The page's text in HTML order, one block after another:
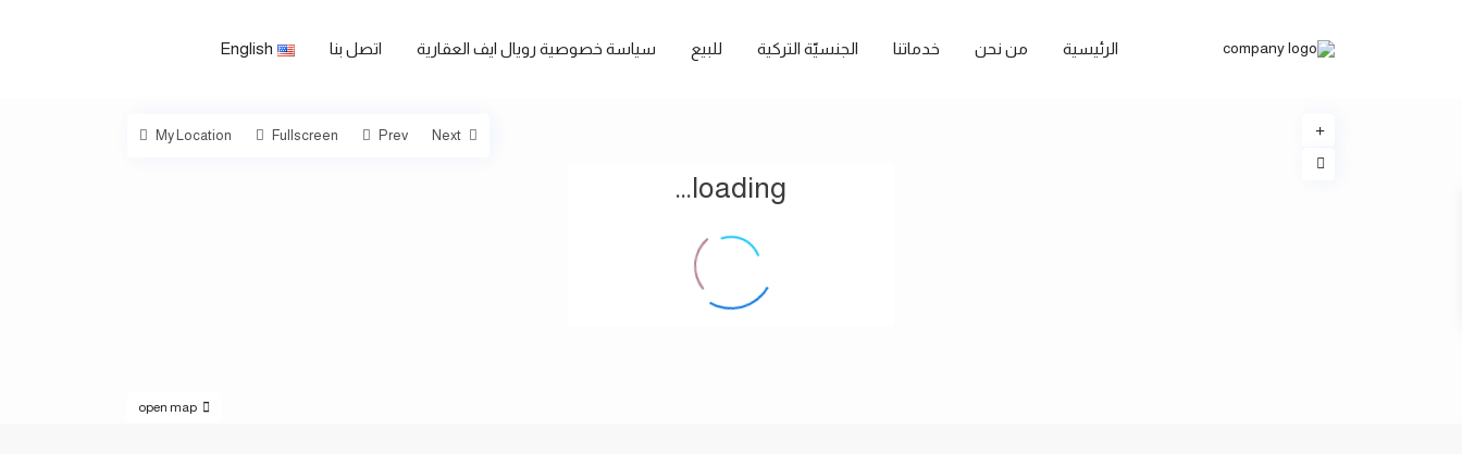
الرئيسية من نحن خدماتنا الجنسيّة التركية للبيع سياسة خصوصية رويال ايف العقارية اتصل بنا English
loading...
open map
My Location Fullscreen Prev Next